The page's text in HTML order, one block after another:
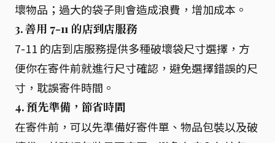
壞物品；過大的袋子則會造成浪費，增加成本。
3. 善用 7-11 的店到店服務
7-11 的店到店服務提供多種破壞袋尺寸選擇，方
便你在寄件前就進行尺寸確認，避免選擇錯誤的尺
寸，耽誤寄件時間。
4. 預先準備，節省時間
在寄件前，可以先準備好寄件單、物品包裝以及破